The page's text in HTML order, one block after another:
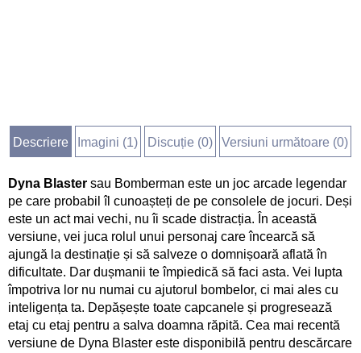
Descriere Imagini (1) Discuție (0) Versiuni următoare (0)
Dyna Blaster sau Bomberman este un joc arcade legendar
pe care probabil îl cunoașteți de pe consolele de jocuri. Deși
este un act mai vechi, nu îi scade distracția. În această
versiune, vei juca rolul unui personaj care încearcă să
ajungă la destinație și să salveze o domnișoară aflată în
dificultate. Dar dușmanii te împiedică să faci asta. Vei lupta
împotriva lor nu numai cu ajutorul bombelor, ci mai ales cu
inteligența ta. Depășește toate capcanele și progresează
etaj cu etaj pentru a salva doamna răpită. Cea mai recentă
versiune de Dyna Blaster este disponibilă pentru descărcare